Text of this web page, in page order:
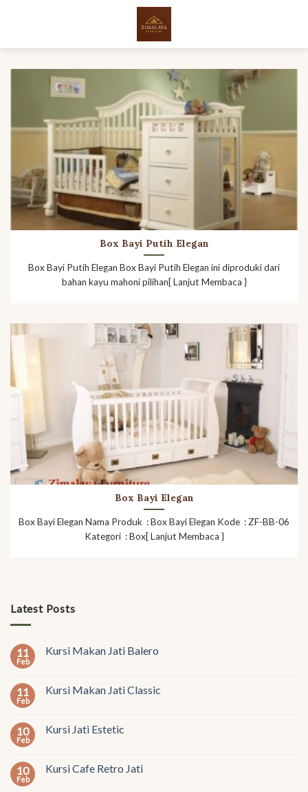
Latest Posts
11
Feb
Kursi Makan Jati Balero
11
Feb
Kursi Makan Jati Classic
10
Feb
Kursi Jati Estetic
10
Feb
Kursi Cafe Retro Jati
Box Bayi Putih Elegan
Box Bayi Putih Elegan Box Bayi Putih Elegan ini diproduki dari
bahan kayu mahoni pilihan[ Lanjut Membaca }
Box Bayi Elegan
Box Bayi Elegan Nama Produk : Box Bayi Elegan Kode : ZF-BB-06
Kategori : Box[ Lanjut Membaca }